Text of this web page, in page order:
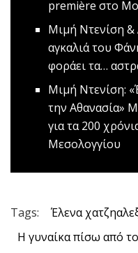
première στο
Μιμή Ντενίση &
αγκαλιά του
φοράει τα…
Mιμή Ντενίση:
την Αθανασία»
για τα 200
Μεσολογγίου
Tags:
Έλενα
Η γυναίκα πίσω από